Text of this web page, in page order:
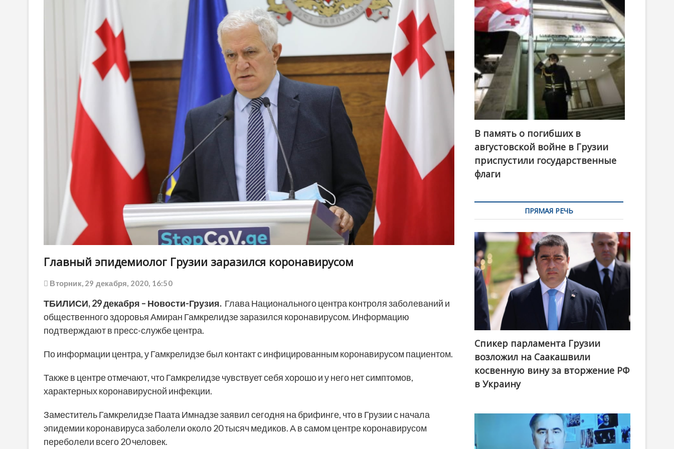
o
n
Главный эпидемиолог Грузии заразился коронавирусом
Вторник, 29 декабря, 2020, 16:50
ТБИЛИСИ, 29 декабря – Новости-Грузия. Глава Национального центра контроля заболеваний и
общественного здоровья Амиран Гамкрелидзе заразился коронавирусом. Информацию
подтверждают в пресс-службе центра.
По информации центра, у Гамкрелидзе был контакт с инфицированным коронавирусом пациентом.
Также в центре отмечают, что Гамкрелидзе чувствует себя хорошо и у него нет симптомов,
характерных коронавирусной инфекции.
Заместитель Гамкрелидзе Паата Имнадзе заявил сегодня на брифинге, что в Грузии с начала
эпидемии коронавируса заболели около 20 тысяч медиков. А в самом центре коронавирусом
переболели всего 20 человек.
В память о погибших в
августовской войне в Грузии
приспустили государственные
флаги
ПРЯМАЯ РЕЧЬ
Спикер парламента Грузии
возложил на Саакашвили
косвенную вину за вторжение РФ
в Украину